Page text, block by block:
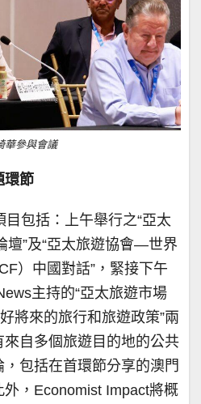
華參與會議
環節
包括：上午舉行之“亞太
壇”及“亞太旅遊協會—世界
）中國對話”，緊接下午
主持的“亞太旅遊市場
將來的旅行和旅遊政策”兩
自多個旅遊目的地的公共
包括在首環節分享的澳門
，Economist Impact將概